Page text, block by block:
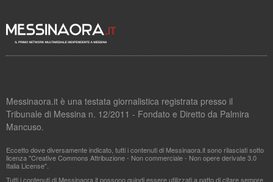
Messinaora.it è una testata giornalistica registrata presso il
Tribunale di Messina n. 12/2011 - Fondato e Diretto da Palmira
Mancuso.
Eccetto dove diversamente indicato, tutti i contenuti di Messinaora.it sono rilasciati sotto
licenza "Creative Commons Attribuzione - Non commerciale - Non opere derivate 3.0
Italia License".
Tutti i contenuti di Messinaora.it possono quindi essere utilizzati a patto di citare sempre